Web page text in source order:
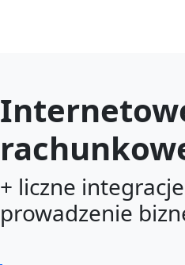
+ liczne
prowadzenie